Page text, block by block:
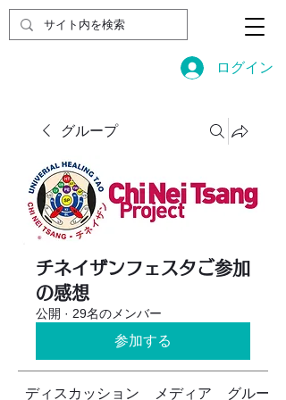
ログイン
グループ
チネイザンフェスタご参加
の感想
公開 · 29名のメンバー
参加する
ディスカッション メディア グループ